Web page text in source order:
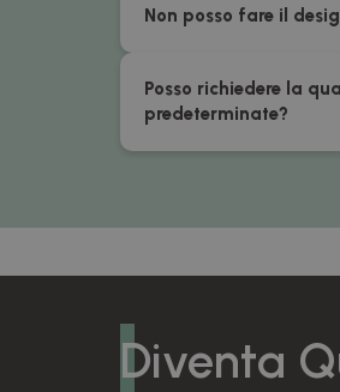
Non posso fare il
Posso richiedere la
predeterminate?
Diventa